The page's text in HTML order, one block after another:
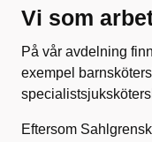
Vi som
På vår avdelning
exempel
Eftersom